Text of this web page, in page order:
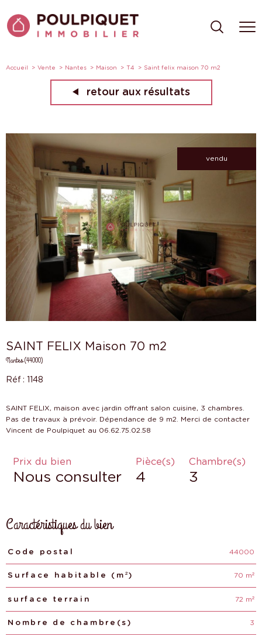
Accueil Vente Nantes Maison T4 Saint felix maison 70 m2
retour aux résultats
vendu
SAINT FELIX Maison 70 m2
Nantes (44000)
Réf : 1148
SAINT FELIX, maison avec jardin offrant salon cuisine, 3 chambres.
Pas de travaux à prévoir. Dépendance de 9 m2. Merci de contacter
Prix du bien
Nous consulter
Pièce(s)
4
Chambre(s)
3
Caractéristiques du bien
Caractéristiques Valeurs
Code postal 44000
Surface habitable (m²) 70 m²
surface terrain 72 m²
Nombre de chambre(s) 3